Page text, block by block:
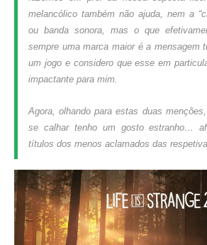
melancólico também não ajuda, nem a
ou banda sonora, mas o que
sempre uma marca maior é a mensagem
um jogo e considero que esse em
impactante para mim.
Agora, olhando para estas duas
se calhar tenho um gosto estranho…
títulos dos menos aclamados das